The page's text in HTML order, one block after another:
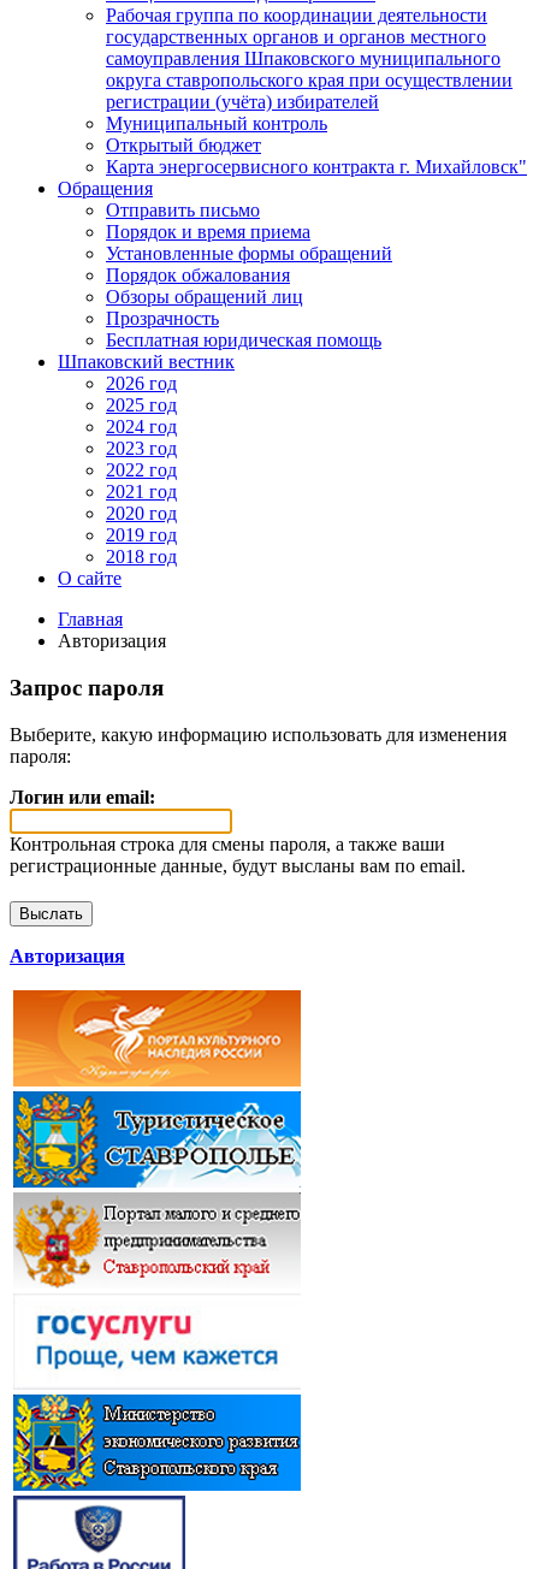
Рабочая группа по координации деятельности
государственных органов и органов местного
самоуправления Шпаковского муниципального
округа ставропольского края при осуществлении
регистрации (учёта) избирателей
Муниципальный контроль
Открытый бюджет
Карта энергосервисного контракта г. Михайловск"
Обращения
Отправить письмо
Порядок и время приема
Установленные формы обращений
Порядок обжалования
Обзоры обращений лиц
Прозрачность
Бесплатная юридическая помощь
Шпаковский вестник
2026 год
2025 год
2024 год
2023 год
2022 год
2021 год
2020 год
2019 год
2018 год
О сайте
Главная
Авторизация
Запрос пароля
Выберите, какую информацию использовать для изменения
пароля:
Логин или email:
Контрольная строка для смены пароля, а также ваши
регистрационные данные, будут высланы вам по email.
Авторизация